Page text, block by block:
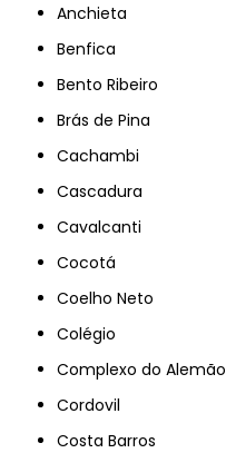
Anchieta
Benfica
Bento Ribeiro
Brás de Pina
Cachambi
Cascadura
Cavalcanti
Cocotá
Coelho Neto
Colégio
Complexo do Alemão
Cordovil
Costa Barros